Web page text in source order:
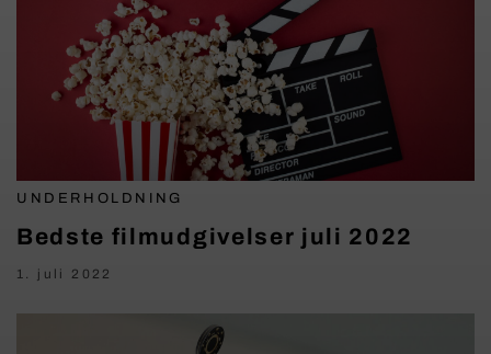
UNDERHOLDNING
Bedste filmudgivelser juli 2022
1. juli 2022